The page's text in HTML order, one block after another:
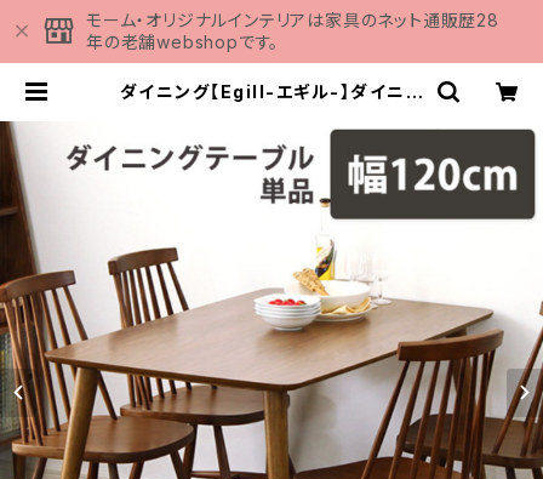
モーム・オリジナルインテリアは家具のネット通販歴28
年の老舗webshopです。
ダイニング【Egill-エギル-】ダイニン
SH-01EGL-T120 | 家具の通販専
門店 MOMU